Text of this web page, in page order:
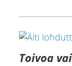
Toivoa